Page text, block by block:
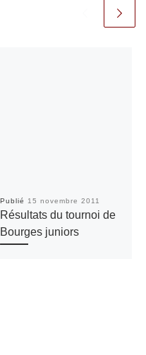
Publié 15 novembre 2011
Résultats du tournoi de
Bourges juniors